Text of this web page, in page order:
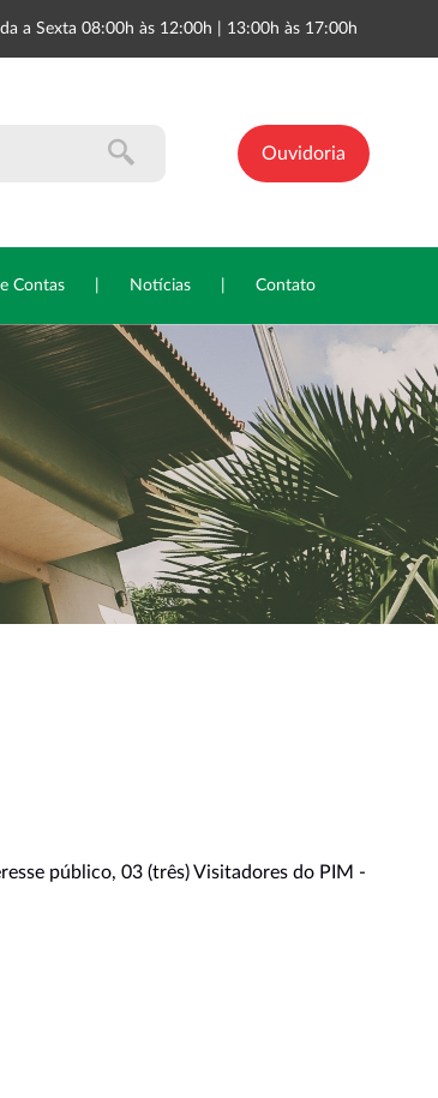
a Sexta 08:00h às 12:00h | 13:00h às 17:00h
Ouvidoria
Contas Notícias Contato
público, 03 (três) Visitadores do PIM -